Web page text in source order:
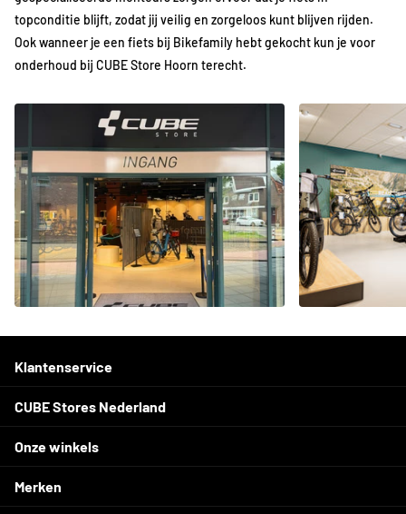
topconditie blijft, zodat jij veilig en zorgeloos kunt blijven rijden.
Ook wanneer je een fiets bij Bikefamily hebt gekocht kun je voor
onderhoud bij CUBE Store Hoorn terecht.
Klantenservice
CUBE Stores Nederland
Onze winkels
Merken